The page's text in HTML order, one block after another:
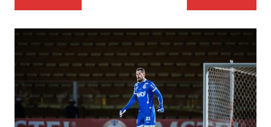
de
Post